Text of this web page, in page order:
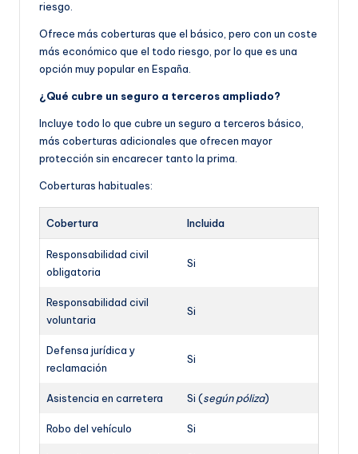
riesgo.
Ofrece más coberturas que el básico, pero con un coste
más económico que el todo riesgo, por lo que es una
opción muy popular en España.
¿Qué cubre un seguro a terceros ampliado?
Incluye todo lo que cubre un seguro a terceros básico,
más coberturas adicionales que ofrecen mayor
protección sin encarecer tanto la prima.
Coberturas habituales:
Cobertura Incluida
Responsabilidad civil
obligatoria
Si
Responsabilidad civil
voluntaria
Si
Defensa jurídica y
reclamación
Si
Asistencia en carretera Si (según póliza)
Robo del vehículo Si